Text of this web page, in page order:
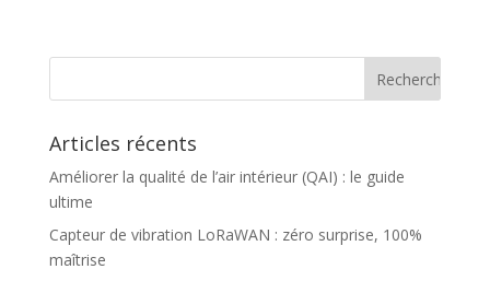
Articles récents
Améliorer la qualité de l’air intérieur (QAI) : le guide
ultime
Capteur de vibration LoRaWAN : zéro surprise, 100%
maîtrise